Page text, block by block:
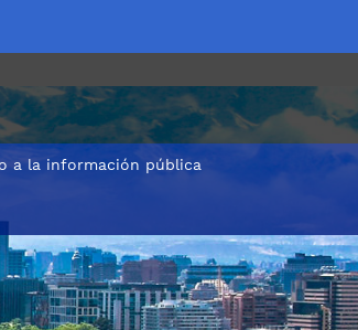
a la información pública